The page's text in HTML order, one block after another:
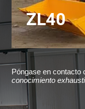
ZL40
Póngase en
conocimiento